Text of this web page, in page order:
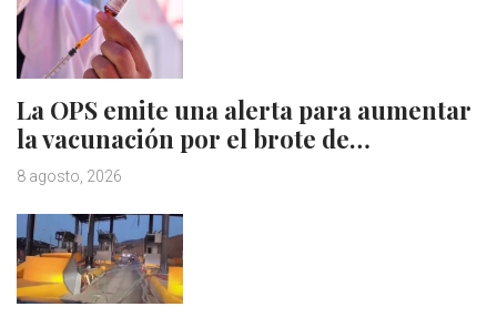
La OPS emite una alerta para aumentar
la vacunación por el brote de…
8 agosto, 2026